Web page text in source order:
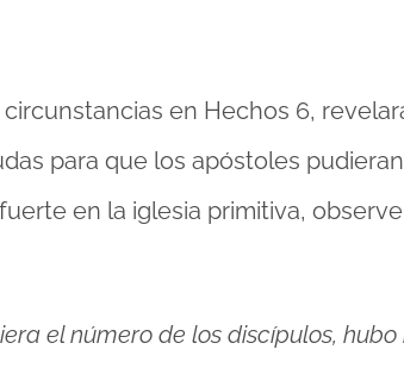
en Hechos 6,
para que los apóstoles
en la iglesia primitiva,
el número de los discípulos,